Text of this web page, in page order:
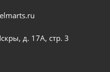
д. 17А, стр. 3